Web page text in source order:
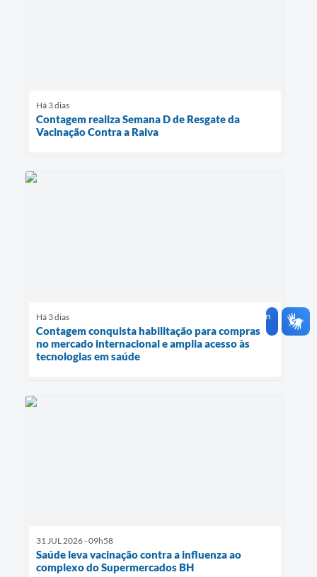
Há 3 dias
Contagem realiza Semana D de Resgate da
Vacinação Contra a Raiva
Há 3 dias
Contagem conquista habilitação para compras
no mercado internacional e amplia acesso às
tecnologias em saúde
31 JUL 2026 - 09h58
Saúde leva vacinação contra a influenza ao
complexo do Supermercados BH